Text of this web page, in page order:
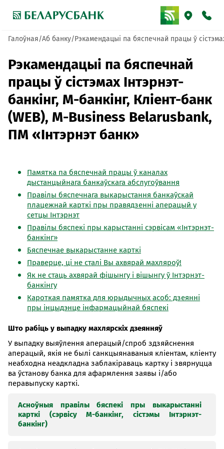
Галоўная Аб банку Рэкамендацыі па бяспечнай працы ў
Рэкамендацыі па бяспечнай
працы ў сістэмах Інтэрнэт-
банкінг, М-банкінг, Кліент-банк
(WEB), M-Business Belarusbank,
ПМ «Інтэрнэт банк»
Памятка па бяспечнай працы ў каналах
дыстанцыйнага банкаўскага абслугоўвання
Правілы бяспечнага выкарыстання банкаўскай
плацежнай карткі пры правядзенні аперацый у
сетцы Інтэрнэт
Правілы бяспекі пры карыстанні сэрвісам «Інтэрнэт-
банкінг»
Бяспечнае выкарыстанне карткі
Праверце, ці не сталі Вы ахвярай махляроў!
Як не стаць ахвярай фішынгу і вішынгу ў Інтэрнэт-
банкінгу
Кароткая памятка для юрыдычных асоб: дзеянні
пры інцыдэнце інфармацыйнай бяспекі
Што рабіць у выпадку махлярскіх дзеянняў
У выпадку выяўлення аперацый/спроб здзяйснення
аперацый, якія не былі санкцыянаваныя кліентам, кліенту
неабходна неадкладна заблакіраваць картку і звярнуцца
ва ўстанову банка для афармлення заявы і/або
перавыпуску карткі.
Асноўныя правілы бяспекі пры выкарыстанні
карткі (сэрвісу М-банкінг, сістэмы Інтэрнэт-
банкінг)